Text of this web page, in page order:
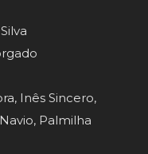
Inês Sincero,
Palmilha